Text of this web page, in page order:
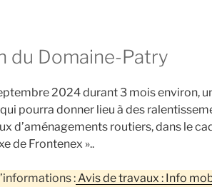
du Domaine-Patry
2024 durant 3 mois environ,
pourra donner lieu à des
d’aménagements routiers, dans le
de Frontenex »..
: Avis de travaux : Info